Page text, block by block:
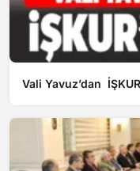
Vali Yavuz’dan